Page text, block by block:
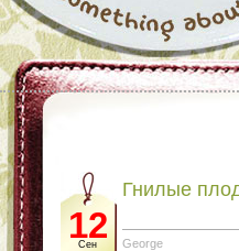
12
Сен
Гнилые
George